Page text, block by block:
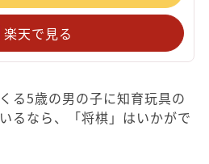
楽天で見る
る5歳の男の子に知育玩具の
るなら、「将棋」はいかがで